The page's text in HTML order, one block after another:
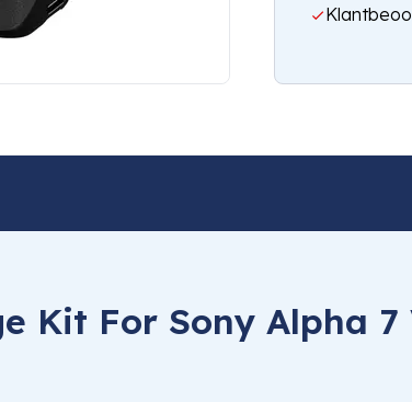
Kit For Sony Alpha